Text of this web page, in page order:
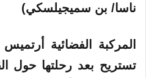
ناسا/ بن سميجيلسكي)
المركبة الفضائية أرتميس
تستريح بعد رحلتها حول